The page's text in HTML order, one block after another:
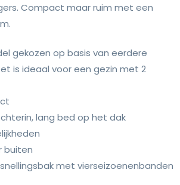
Compact maar ruim met een
gekozen op basis van eerdere
is ideaal voor een gezin met 2
lang bed op het dak
buiten
met vierseizoenenbanden